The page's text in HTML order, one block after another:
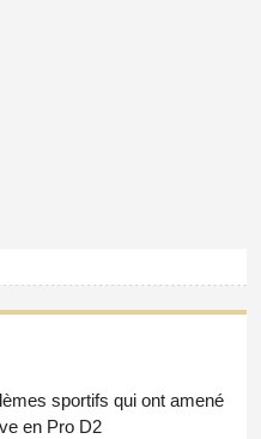
sportifs qui ont amené
en Pro D2